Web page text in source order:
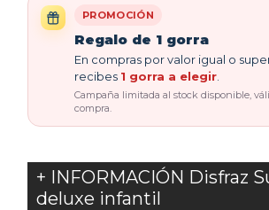
PROMOCIÓN
Regalo de 1 gorra
En compras por valor igual o
recibes 1 gorra a elegir
Campaña limitada al stock disponible,
compra.
+ INFORMACIÓN Disfraz
deluxe infantil